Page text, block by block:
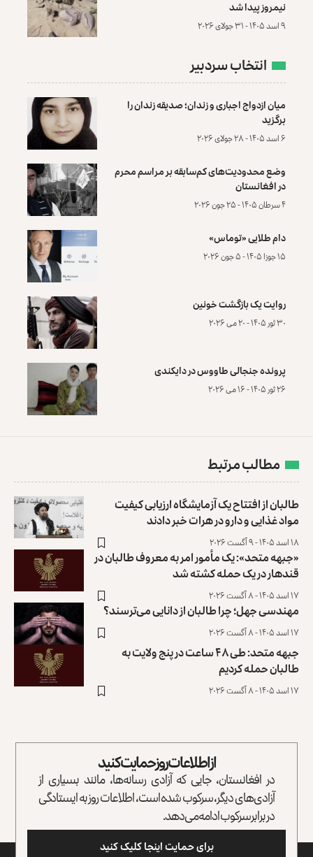
نیمروز پیدا شد
۹ اسد ۱۴۰۵ - ۳۱ جولای ۲۰۲۶
انتخاب سردبیر
میان ازدواج اجباری و زندان؛ صدیقه زندان را
برگزید
۶ اسد ۱۴۰۵ - ۲۸ جولای ۲۰۲۶
وضع محدودیت‌های کم‌سابقه بر مراسم محرم
در افغانستان
۴ سرطان ۱۴۰۵ - ۲۵ جون ۲۰۲۶
دام طلایی «توماس»
۱۵ جوزا ۱۴۰۵ - ۵ جون ۲۰۲۶
روایت یک بازگشت خونین
۳۰ ثور ۱۴۰۵ - ۲۰ می ۲۰۲۶
پرونده‌ جنجالی طاووس در دایکندی
۲۶ ثور ۱۴۰۵ - ۱۶ می ۲۰۲۶
مطالب مرتبط
طالبان از افتتاح یک آزمایشگاه ارزیابی کیفیت
مواد غذایی و دارو در هرات خبر دادند
۱۸ اسد ۱۴۰۵ - ۹ آگست ۲۰۲۶
«جبهه متحد»: یک مأمور امر به معروف طالبان در
قندهار در یک حمله کشته شد
۱۷ اسد ۱۴۰۵ - ۸ آگست ۲۰۲۶
مهندسی جهل؛ چرا طالبان از دانایی می‌ترسند؟
۱۷ اسد ۱۴۰۵ - ۸ آگست ۲۰۲۶
جبهه متحد: طی ۴۸ ساعت در پنج ولایت به
طالبان حمله کردیم
۱۷ اسد ۱۴۰۵ - ۸ آگست ۲۰۲۶
از اطلاعات روز حمایت کنید
در افغانستان، جایی که آزادی رسانه‌ها، مانند بسیاری از
آزادی‌های دیگر، سرکوب شده است، اطلاعات روز به ایستادگی
در برابر سرکوب ادامه می‌دهد.
برای حمایت اینجا کلیک کنید